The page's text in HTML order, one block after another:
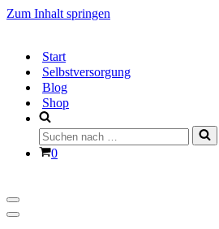
Zum Inhalt springen
Start
Selbstversorgung
Blog
Shop
Suchen
nach …
Warenkorb
0
Navigationsmenü
Navigationsmenü